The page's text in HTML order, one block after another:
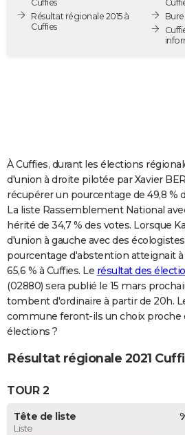
Destinations
City break
Voyage nature
Voyage de noces
Forum
Climat
PHOTO
PROGRAMME TV
COPAINS D'AVANT
S'inscrire
Se connecter
Lycées
Collèges
Primaires
Universités
Entreprises
Service militaire
Avis de recherche
AVIS DE DÉCÈS
FORUM
Bricolage
Lifestyle
Culture
Sport
Auto
Television
Voyage
Cinema
Cuffies
Résultat régionale 2015 à
Cuffies
À Cuffies, durant les élections
d'union à droite pilotée par Xavier
récupérer un pourcentage de 49,8 %
La liste Rassemblement National
hérité de 34,7 % des votes. Lorsque
d'union à gauche avec des
pourcentage d'abstention atteignait
65,6 % à Cuffies. Le résultat des
(02880) sera publié le 15 mars
tombent d'ordinaire à partir de 20h.
commune feront-ils un choix proche
élections ?
Résultat régionale 2021
TOUR 2
Tête de liste
Liste